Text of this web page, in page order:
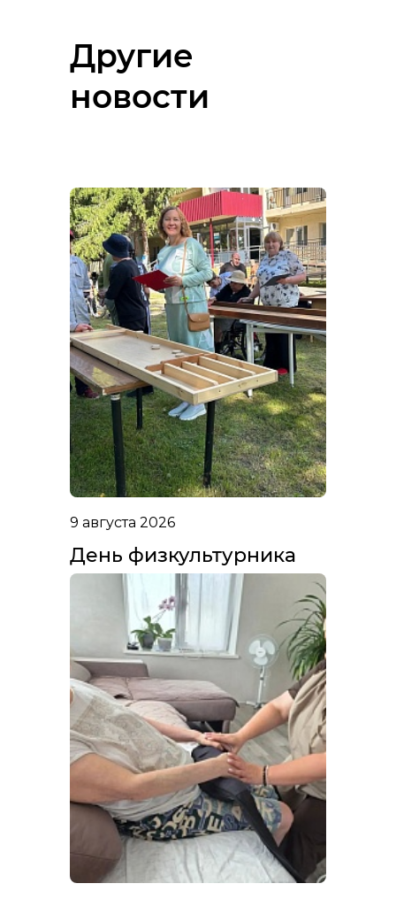
Другие
новости
9 августа 2026
День физкультурника